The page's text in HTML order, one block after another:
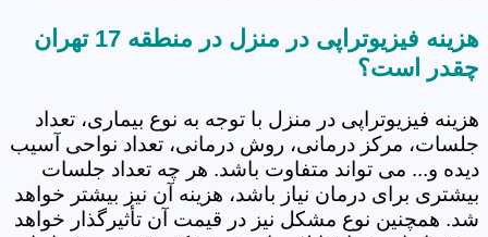
هزینه فیزیوتراپی در منزل در منطقه 17 تهران
چقدر است؟
هزینه فیزیوتراپی در منزل با توجه به نوع بیماری، تعداد
جلسات، مرکز درمانی، روش درمانی، تعداد نواحی آسیب
دیده و... می تواند متفاوت باشد. هر چه تعداد جلسات
بیشتری برای درمان نیاز باشد، هزینه آن نیز بیشتر خواهد
شد. همچنین نوع مشکل نیز در قیمت آن تأثیرگذار خواهد